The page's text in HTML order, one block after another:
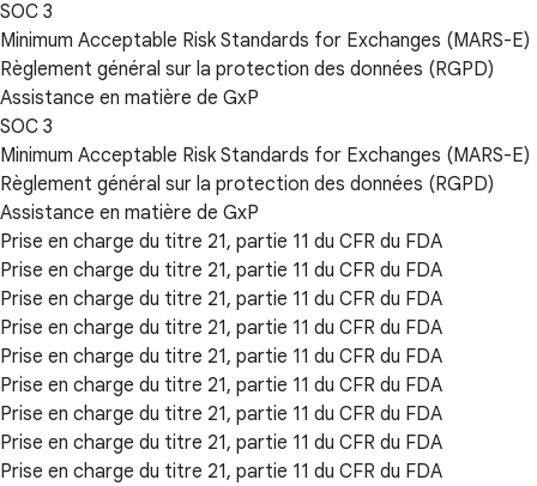
SOC 3
Minimum Acceptable Risk Standards for Exchanges (MARS-E)
Règlement général sur la protection des données (RGPD)
Assistance en matière de GxP
SOC 3
Minimum Acceptable Risk Standards for Exchanges (MARS-E)
Règlement général sur la protection des données (RGPD)
Assistance en matière de GxP
Prise en charge du titre 21, partie 11 du CFR du FDA
Prise en charge du titre 21, partie 11 du CFR du FDA
Prise en charge du titre 21, partie 11 du CFR du FDA
Prise en charge du titre 21, partie 11 du CFR du FDA
Prise en charge du titre 21, partie 11 du CFR du FDA
Prise en charge du titre 21, partie 11 du CFR du FDA
Prise en charge du titre 21, partie 11 du CFR du FDA
Prise en charge du titre 21, partie 11 du CFR du FDA
Prise en charge du titre 21, partie 11 du CFR du FDA